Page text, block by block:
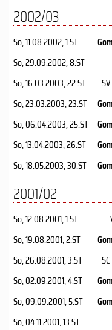
2002/03
So, 11.08.2002, 1.ST
So, 29.09.2002, 8.ST
So, 16.03.2003, 22.ST
So, 23.03.2003, 23.ST
So, 06.04.2003, 25.ST
So, 13.04.2003, 26.ST
So, 18.05.2003, 30.ST
2001/02
So, 12.08.2001, 1.ST
So, 19.08.2001, 2.ST
So, 26.08.2001, 3.ST
So, 02.09.2001, 4.ST
So, 09.09.2001, 5.ST
So, 04.11.2001, 13.ST